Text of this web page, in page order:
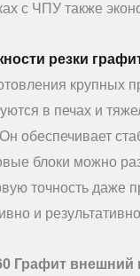
с ЧПУ также
резки
крупных
в печах и
обеспечивает
блоки можно
точность даже
и
Графит